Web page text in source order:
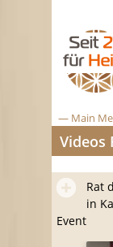
Videos
Rat
in
Event